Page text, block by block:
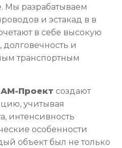
Мы разрабатываем
и эстакад в в
в себе высокую
и
транспортным
АМ-Проект создают
учитывая
интенсивность
особенности
объект был не только